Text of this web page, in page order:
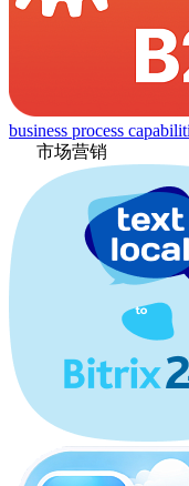
business process
市场营销